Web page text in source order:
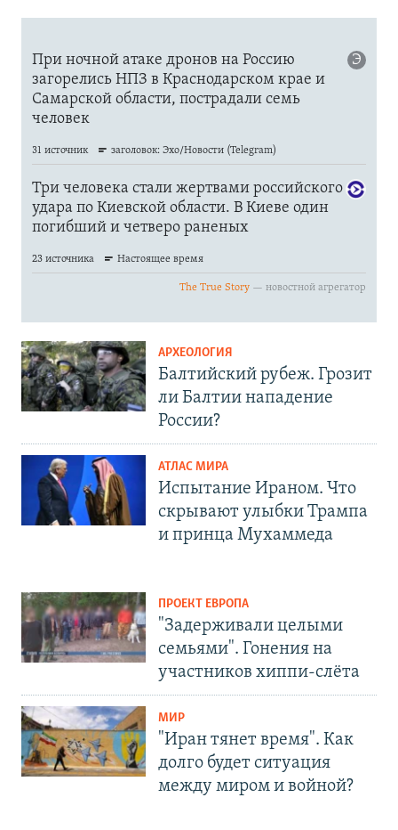
АРХЕОЛОГИЯ
Балтийский рубеж. Грозит
ли Балтии нападение
России?
АТЛАС МИРА
Испытание Ираном. Что
скрывают улыбки Трампа
и принца Мухаммеда
ПРОЕКТ ЕВРОПА
"Задерживали целыми
семьями". Гонения на
участников хиппи-слёта
МИР
"Иран тянет время". Как
долго будет ситуация
между миром и войной?